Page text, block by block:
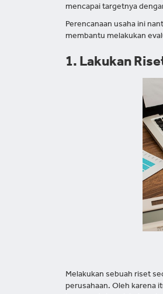
mencapai targetnya
Perencanaan usaha ini
membantu melakukan
1. Lakukan
Melakukan sebuah riset
perusahaan. Oleh karena